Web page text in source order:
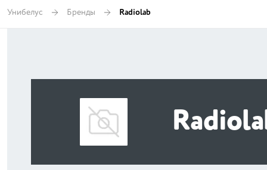
Унибелус Бренды Radiolab